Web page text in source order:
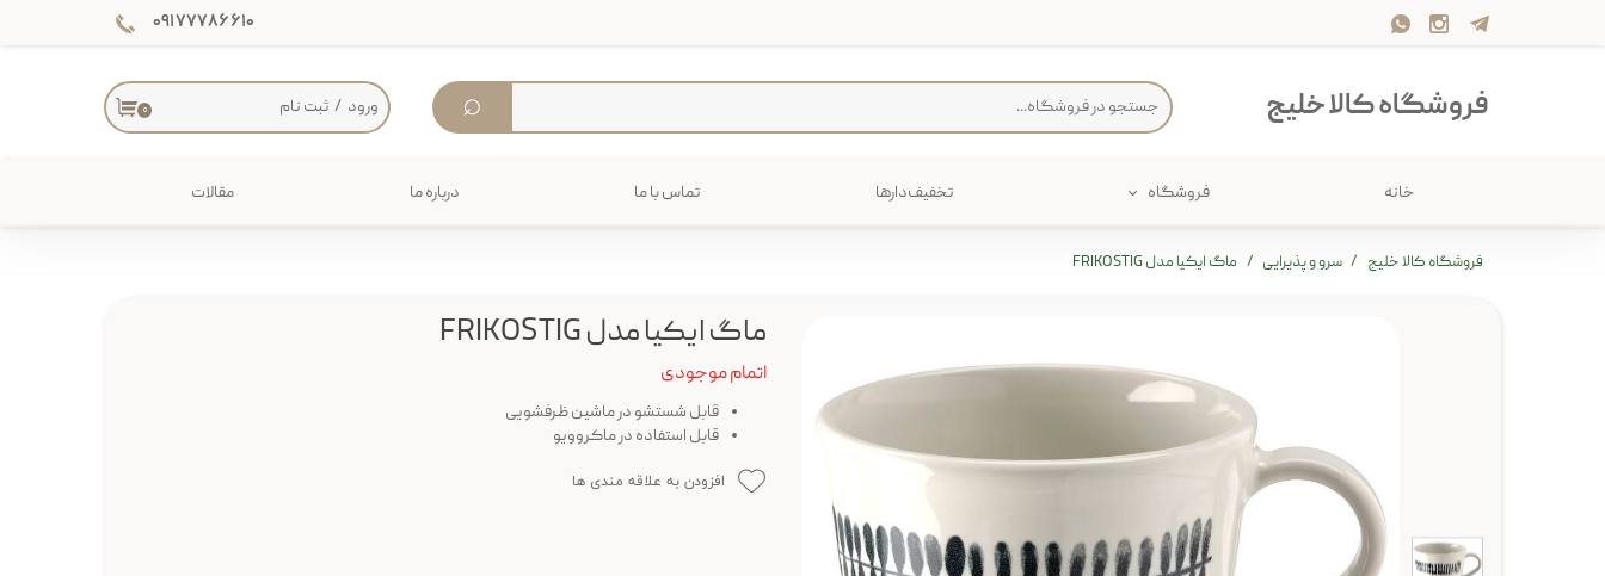
⌕
خانه فروشگاه
حمام پارچه و فرش
تخفیف‌دارها تماس با ما درباره ما مقالات
۰۹۱۷۷۷۸۶۶۱۰
۰ ورود / ثبت نام فروشگاه کالا خلیج
فروشگاه کالا خلیج سرو و پذیرایی ماگ ایکیا مدل FRIKOSTIG
ماگ ایکیا مدل FRIKOSTIG
اتمام موجودی
قابل شستشو در ماشین ظرفشویی
قابل استفاده در ماکروویو
افزودن به علاقه مندی ها